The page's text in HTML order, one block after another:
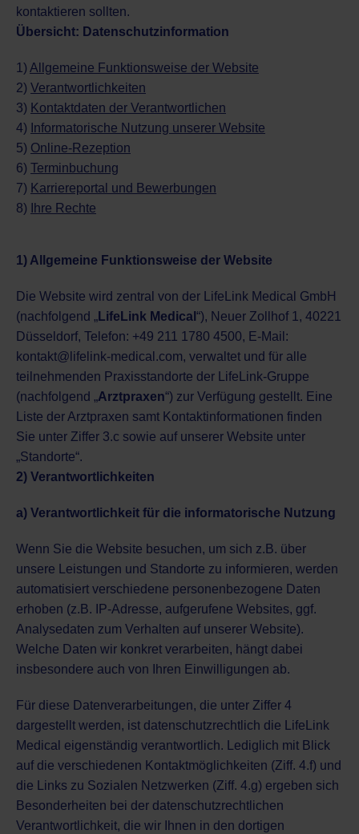
kontaktieren sollten.
Übersicht: Datenschutzinformation
1) Allgemeine Funktionsweise der Website
2) Verantwortlichkeiten
3) Kontaktdaten der Verantwortlichen
4) Informatorische Nutzung unserer Website
5) Online-Rezeption
6) Terminbuchung
7) Karriereportal und Bewerbungen
8)
Ihre Rechte
1) Allgemeine Funktionsweise der Website
Die Website wird zentral von der LifeLink Medical GmbH
(nachfolgend „LifeLink Medical “), Neuer Zollhof 1, 40221
Düsseldorf, Telefon: +49 211 1780 4500, E-Mail:
kontakt@lifelink-medical.com, verwaltet und für alle
teilnehmenden Praxisstandorte der LifeLink-Gruppe
(nachfolgend „Arztpraxen“) zur Verfügung gestellt. Eine
Liste der Arztpraxen samt Kontaktinformationen finden
Sie unter Ziffer 3.c sowie auf unserer Website unter
„Standorte“.
2) Verantwortlichkeiten
a) Verantwortlichkeit für die informatorische Nutzung
Wenn Sie die Website besuchen, um sich z.B. über
unsere Leistungen und Standorte zu informieren, werden
automatisiert verschiedene personenbezogene Daten
erhoben (z.B. IP-Adresse, aufgerufene Websites, ggf.
Analysedaten zum Verhalten auf unserer Website).
Welche Daten wir konkret verarbeiten, hängt dabei
insbesondere auch von Ihren Einwilligungen ab.
Für diese Datenverarbeitungen, die unter Ziffer 4
dargestellt werden, ist datenschutzrechtlich die LifeLink
Medical eigenständig verantwortlich. Lediglich mit Blick
auf die verschiedenen Kontaktmöglichkeiten (Ziff. 4.f) und
die Links zu Sozialen Netzwerken (Ziff. 4.g) ergeben sich
Besonderheiten bei der datenschutzrechtlichen
Verantwortlichkeit, die wir Ihnen in den dortigen